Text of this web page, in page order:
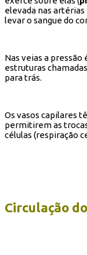
elevada nas
levar o sangue do
Nas veias a pressão
estruturas chamadas
para trás.
Os vasos capilares
permitirem as
células (respiração
Circulação